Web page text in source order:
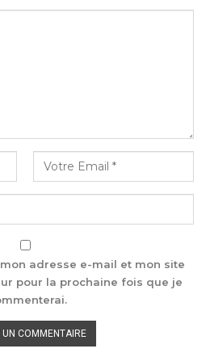
adresse e-mail et mon site
pour la prochaine fois que je